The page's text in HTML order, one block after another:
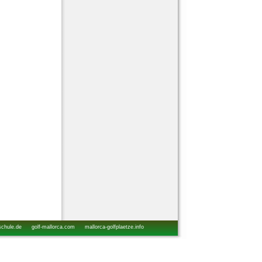
golf-mallorca.com mallorca-golfplaetze.info